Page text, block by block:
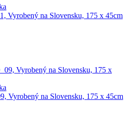
Vyrobený na Slovensku, 175 x 45cm
Vyrobený na Slovensku, 175 x 45cm